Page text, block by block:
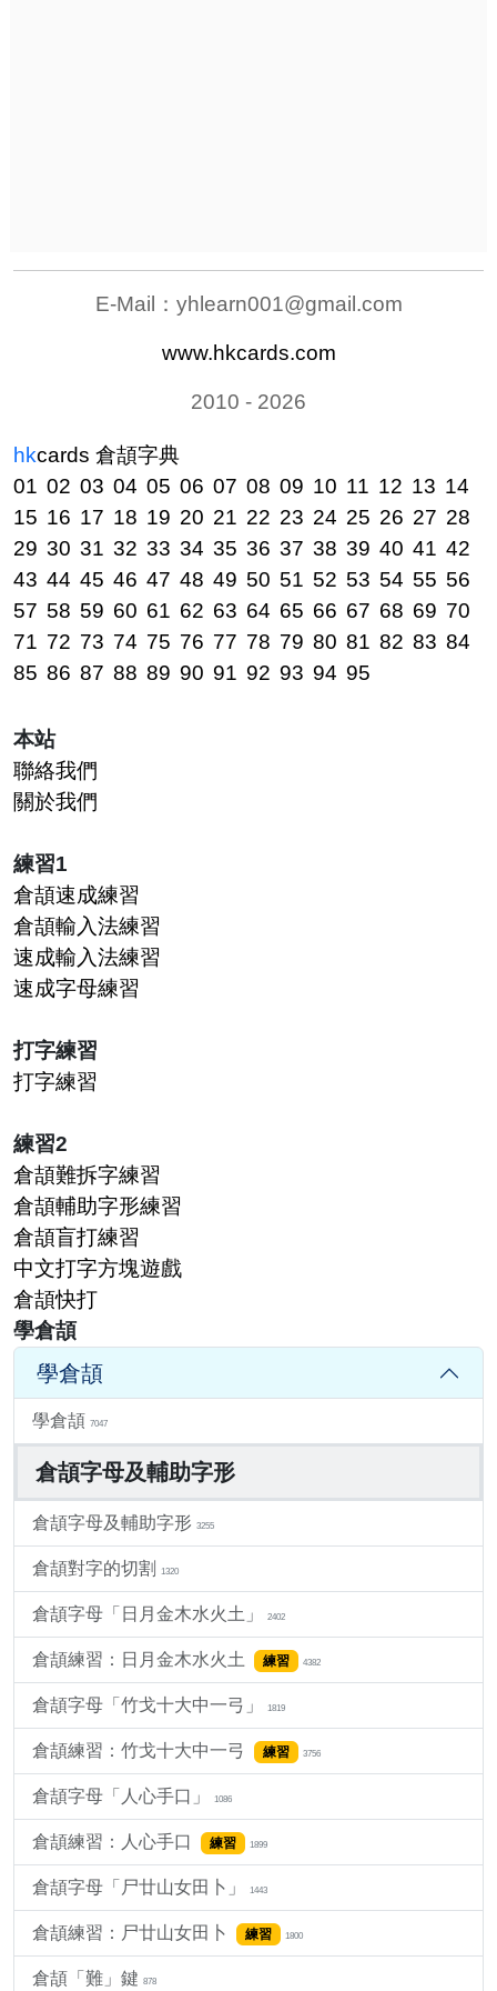
E-Mail： yhlearn001@gmail.com
www.hkcards.com
2010 - 2026
hkcards 倉頡字典
01 02 03 04 05 06 07 08 09 10 11 12 13 14
15 16 17 18 19 20 21 22 23 24 25 26 27 28
29 30 31 32 33 34 35 36 37 38 39 40 41 42
43 44 45 46 47 48 49 50 51 52 53 54 55 56
57 58 59 60 61 62 63 64 65 66 67 68 69 70
71 72 73 74 75 76 77 78 79 80 81 82 83 84
85 86 87 88 89 90 91 92 93 94 95
本站
聯絡我們
關於我們
練習1
倉頡速成練習
倉頡輸入法練習
速成輸入法練習
速成字母練習
打字練習
打字練習
練習2
倉頡難拆字練習
倉頡輔助字形練習
倉頡盲打練習
中文打字方塊遊戲
倉頡快打
學倉頡
學倉頡
學倉頡 7047
倉頡字母及輔助字形
倉頡字母及輔助字形 3255
倉頡對字的切割 1320
倉頡字母「日月金木水火土」 2402
倉頡練習：日月金木水火土 練習 4382
倉頡字母「竹戈十大中一弓」 1819
倉頡練習：竹戈十大中一弓 練習 3756
倉頡字母「人心手口」 1086
倉頡練習：人心手口 練習 1899
倉頡字母「尸廿山女田卜」 1443
倉頡練習：尸廿山女田卜 練習 1800
倉頡「難」鍵 878